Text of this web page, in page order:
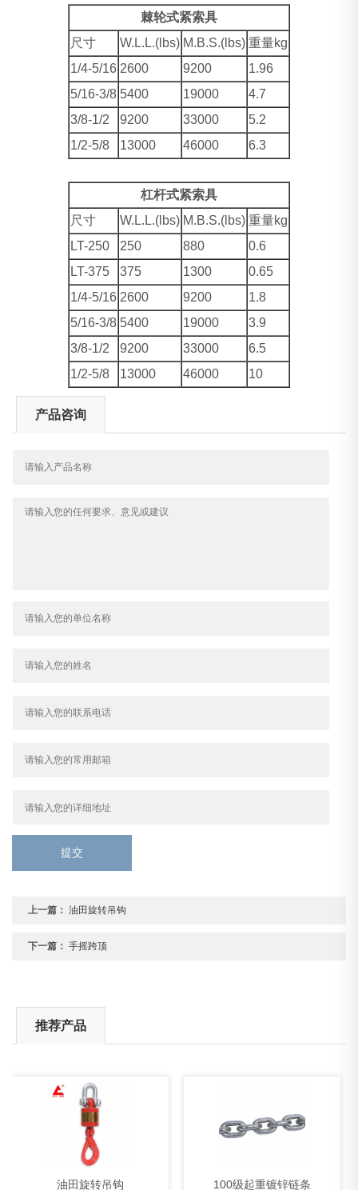
棘轮式紧索具
尺寸
W.L.L.(lbs) M.B.S.(lbs) 重量kg
1/4-5/16 2600 9200
1.96
5/16-3/8 5400 19000
4.7
3/8-1/2
9200 33000
5.2
1/2-5/8
13000 46000 6.3
杠杆式紧索具
尺寸
W.L.L.(lbs) M.B.S.(lbs) 重量kg
LT-250
250 880
0.6
LT-375
375 1300
0.65
1/4-5/16 2600 9200
1.8
5/16-3/8 5400 19000
3.9
3/8-1/2
9200 33000
6.5
1/2-5/8
13000 46000 10
产品咨询
提交
上一篇： 油田旋转吊钩
下一篇： 手摇跨顶
推荐产品
油田旋转吊钩 100级起重镀锌链条